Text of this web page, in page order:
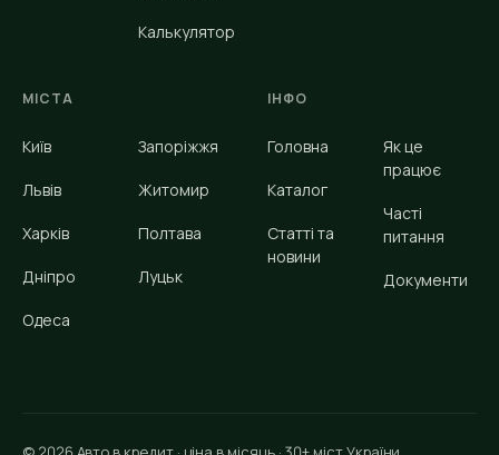
Калькулятор
МІСТА
Київ
Львів
Харків
Дніпро
Одеса
Запоріжжя
Житомир
Полтава
Луцьк
ІНФО
Головна
Каталог
Статті та
новини
Як це
працює
Часті
питання
Документи